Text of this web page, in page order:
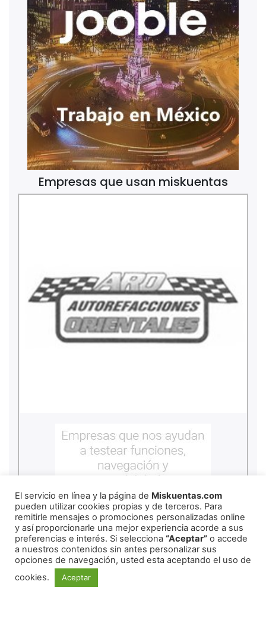
Empresas que usan miskuentas
El servicio en línea y la página de Miskuentas.com
pueden utilizar cookies propias y de terceros. Para
remitirle mensajes o promociones personalizadas online
y así proporcionarle una mejor experiencia acorde a sus
preferencias e interés. Si selecciona “Aceptar” o accede
a nuestros contenidos sin antes personalizar sus
opciones de navegación, usted esta aceptando el uso de
cookies.
Aceptar